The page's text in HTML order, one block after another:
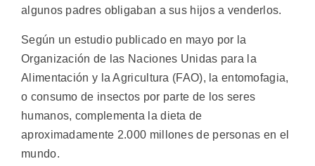
algunos padres obligaban a sus hijos a venderlos.
Según un estudio publicado en mayo por la
Organización de las Naciones Unidas para la
Alimentación y la Agricultura (FAO), la entomofagia,
o consumo de insectos por parte de los seres
humanos, complementa la dieta de
aproximadamente 2.000 millones de personas en el
mundo.